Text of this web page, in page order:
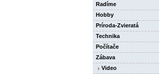
Radíme
Hobby
Príroda-Zvieratá
Technika
Počítače
Zábava
Video